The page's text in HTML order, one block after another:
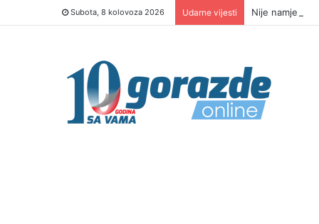
Subota, 8 kolovoza 2026 Udarne vijesti Nije namjerno: